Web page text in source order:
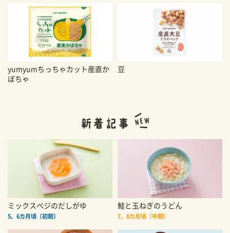
yumyumちっちゃカット産直か
ぼちゃ
豆
ミックスベジのだしがゆ
5、6カ月頃（初期）
鮭と玉ねぎのうどん
7、8カ月頃（中期）